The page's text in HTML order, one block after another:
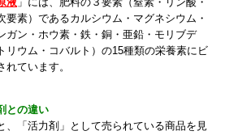
要素）であるカルシウム・マグネシウム・
ガン・ホウ素・鉄・銅・亜鉛・モリブデ
リウム・コバルト）の15種類の栄養素にビ
ています。
との違い
、「活力剤」として売られている商品を見